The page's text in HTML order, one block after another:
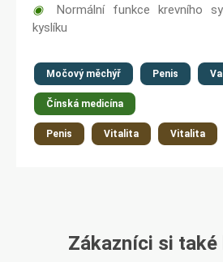
◉
Normální funkce krevního
kyslíku
Močový měchýř Penis
Čínská medicína
Penis Vitalita Vitalita
Zákazníci si také